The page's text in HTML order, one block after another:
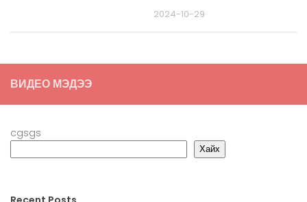
2024-10-29
ВИДЕО МЭДЭЭ
cgsgs
Хайх